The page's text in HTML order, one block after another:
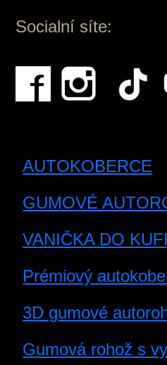
Socialní síte:
AUTOKOBERCE
GUMOVÉ
VANIČKA DO
Prémiový
3D gumové
Gumová rohož s